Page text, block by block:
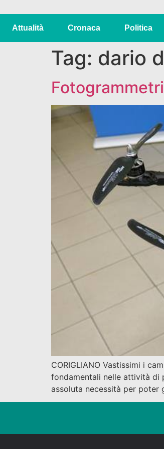
Attualità Cronaca Politica
Tag: dario
CORIGLIANO Vastissimi i
fondamentali nelle attività
assoluta necessità per